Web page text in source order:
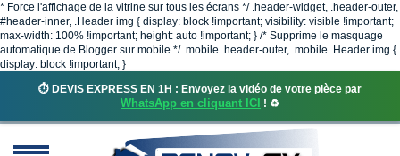
* Force l'affichage de la vitrine sur tous les écrans */ .header-widget, .header-outer,
#header-inner, .Header img { display: block !important; visibility: visible !important;
max-width: 100% !important; height: auto !important; } /* Supprime le masquage
automatique de Blogger sur mobile */ .mobile .header-outer, .mobile .Header img {
display: block !important; }
⏱️ DEVIS EXPRESS EN 1H : Envoyez la vidéo de votre pièce par
WhatsApp en cliquant ICI ! ♻️